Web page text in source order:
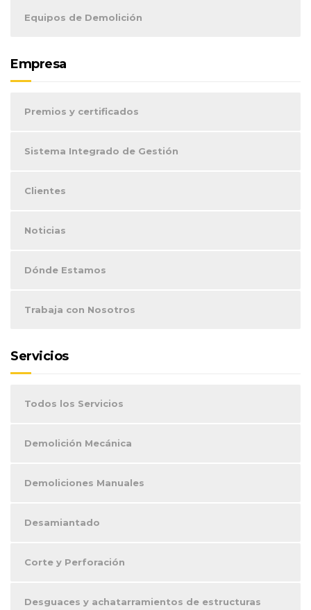
Equipos de Demolición
Empresa
Premios y certificados
Sistema Integrado de Gestión
Clientes
Noticias
Dónde Estamos
Trabaja con Nosotros
Servicios
Todos los Servicios
Demolición Mecánica
Demoliciones Manuales
Desamiantado
Corte y Perforación
Desguaces y achatarramientos de estructuras